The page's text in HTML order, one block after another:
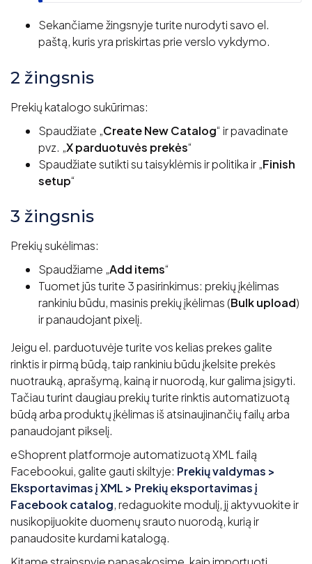
Sekančiame žingsnyje turite nurodyti savo el.
paštą, kuris yra priskirtas prie verslo vykdymo.
2 žingsnis
Prekių katalogo sukūrimas:
Spaudžiate „Create New Catalog“ ir pavadinate
pvz. „X parduotuvės prekės“
Spaudžiate sutikti su taisyklėmis ir politika ir „Finish
setup“
3 žingsnis
Prekių sukėlimas:
Spaudžiame „Add items“
Tuomet jūs turite 3 pasirinkimus: prekių įkėlimas
rankiniu būdu, masinis prekių įkėlimas (Bulk upload)
ir panaudojant pixelį.
Jeigu el. parduotuvėje turite vos kelias prekes galite
rinktis ir pirmą būdą, taip rankiniu būdu įkelsite prekės
nuotrauką, aprašymą, kainą ir nuorodą, kur galima įsigyti.
Tačiau turint daugiau prekių turite rinktis automatizuotą
būdą arba produktų įkėlimas iš atsinaujinančių failų arba
panaudojant pikselį.
eShoprent platformoje automatizuotą XML failą
Facebookui, galite gauti skiltyje: Prekių valdymas >
Eksportavimas į XML > Prekių eksportavimas į
Facebook catalog, redaguokite modulį, jį aktyvuokite ir
nusikopijuokite duomenų srauto nuorodą, kurią ir
panaudosite kurdami katalogą.